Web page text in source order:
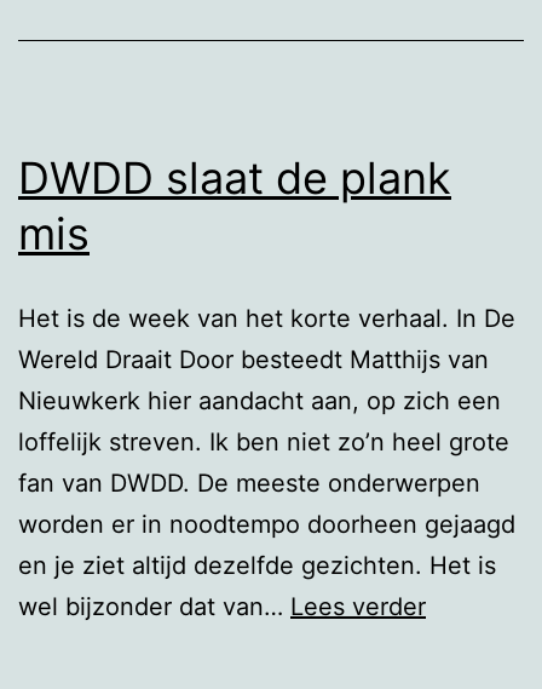
DWDD slaat de plank
mis
Het is de week van het korte verhaal. In De
Wereld Draait Door besteedt Matthijs van
Nieuwkerk hier aandacht aan, op zich een
loffelijk streven. Ik ben niet zo’n heel grote
fan van DWDD. De meeste onderwerpen
worden er in noodtempo doorheen gejaagd
en je ziet altijd dezelfde gezichten. Het is
wel bijzonder dat van… Lees verderDWDD